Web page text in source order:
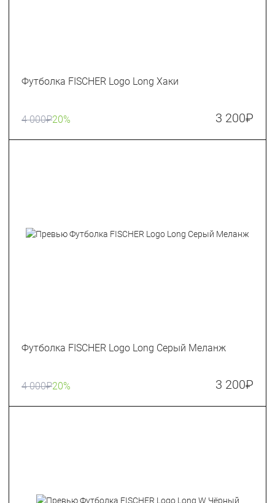
Футболка FISCHER Logo Long Хаки
4 000₽20% 3 200₽
Футболка FISCHER Logo Long Серый Меланж
4 000₽20% 3 200₽